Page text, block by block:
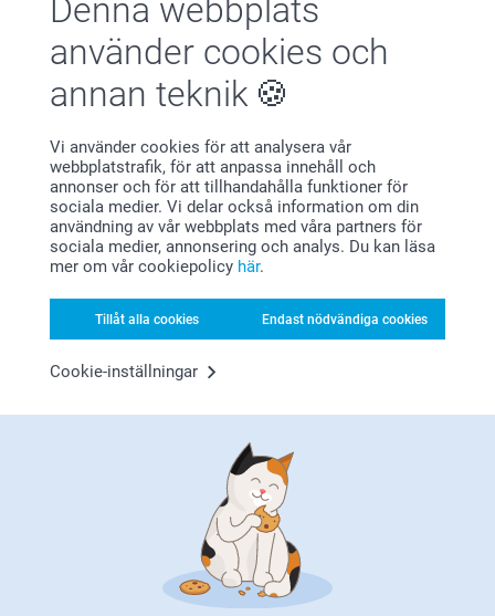
Denna webbplats
använder cookies och
annan teknik
Vi använder cookies för att analysera vår
webbplatstrafik, för att anpassa innehåll och
annonser och för att tillhandahålla funktioner för
sociala medier. Vi delar också information om din
användning av vår webbplats med våra partners för
sociala medier, annonsering och analys. Du kan läsa
mer om vår cookiepolicy här.
Tillåt alla cookies Endast nödvändiga cookies
Cookie-inställningar
glassburkar och tuber med badsaltoch/eller
? Du kan också placera dina presentaskar på
bordet där dina gäster äter. Ett enkelt sätt att blanda och
servettringar, servettklistremerkereller
Varförsmartphoto?
Nöjd kundgaranti